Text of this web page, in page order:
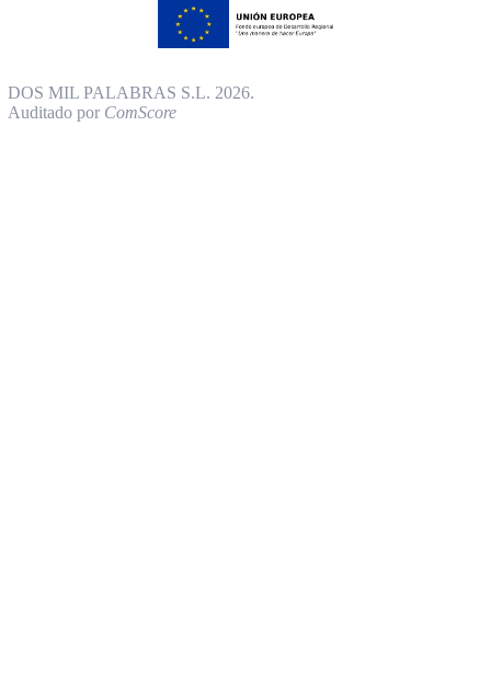
DOS MIL PALABRAS S.L. 2026.
Auditado por ComScore